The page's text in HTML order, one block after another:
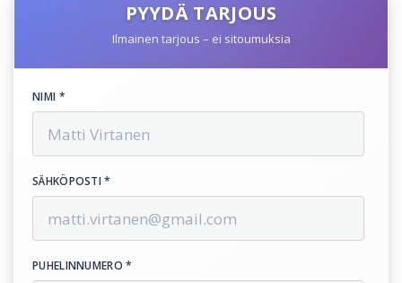
PYYDÄ TARJOUS
Ilmainen tarjous – ei sitoumuksia
NIMI *
SÄHKÖPOSTI *
PUHELINNUMERO *